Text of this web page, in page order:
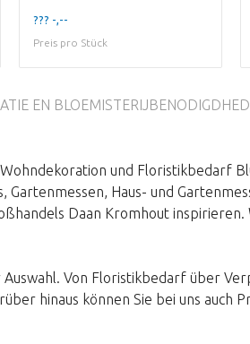
??? -,--
Preis pro Stück
EN
und Floristikbedarf
Gartenmessen, Haus- und
Daan Kromhout
Von Floristikbedarf über
hinaus können Sie bei uns